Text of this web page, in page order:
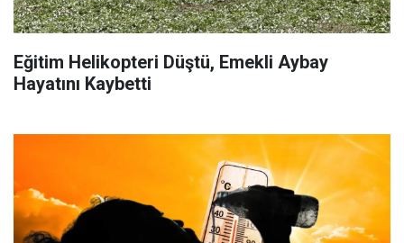
Eğitim Helikopteri Düştü, Emekli Aybay
Hayatını Kaybetti